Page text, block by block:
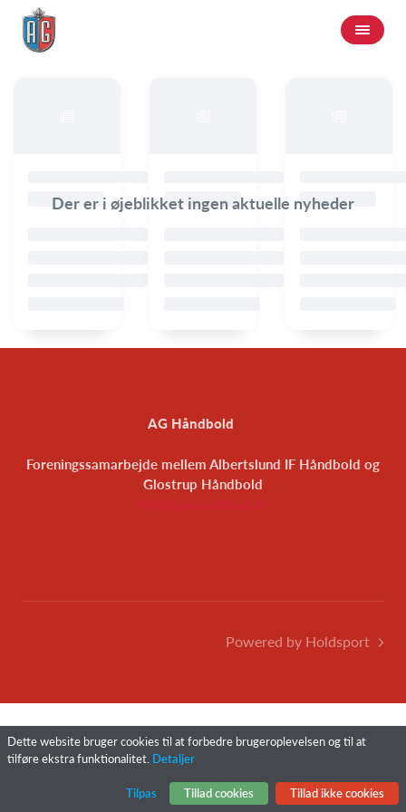
Der er i øjeblikket ingen aktuelle nyheder
AG Håndbold
Foreningssamarbejde mellem Albertslund IF Håndbold og
Glostrup Håndbold
info@aghaandbold.dk
Powered by Holdsport
Dette website bruger cookies til at forbedre brugeroplevelsen og til at
tilføre ekstra funktionalitet. Detaljer
Tillad ikke cookies
Tillad cookies
Tilpas